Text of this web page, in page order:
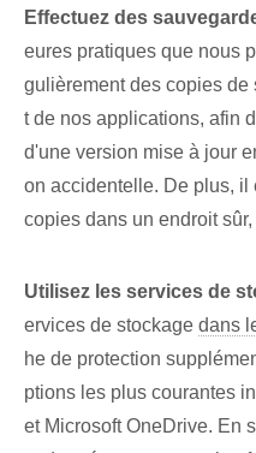
Effectuez des
eures pratiques que nous
gulièrement des copies
t de nos applications, afin
d'une version mise à jour
on accidentelle. De plus, il
copies dans un endroit
Utilisez les services de
ervices de stockage dans
he de protection
ptions les plus courantes
et⁢ Microsoft OneDrive. En